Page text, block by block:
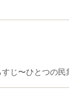
じ〜ひとつの